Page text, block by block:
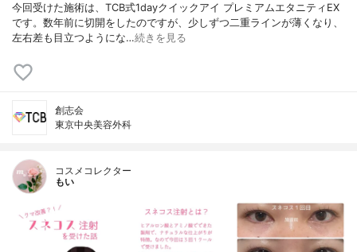
今回受けた施術は、TCB式1dayクイックアイ プレミアムエタニティEX
です。数年前に切開をしたのですが、少しずつ二重ラインが薄くなり、
左右差も目立つようにな…続きを見る
創志会
東京中央美容外科
コスメコレクター
もい